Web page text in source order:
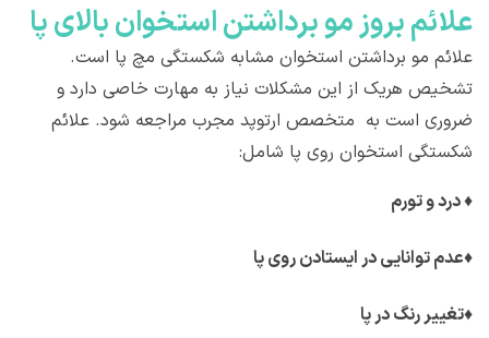
علائم بروز مو برداشتن استخوان بالای پا
علائم مو برداشتن استخوان مشابه شکستگی مچ پا است.
تشخیص هریک از این مشکلات نیاز به مهارت خاصی دارد و
ضروری است به متخصص ارتوپد مجرب مراجعه شود. علائم
شکستگی استخوان روی پا شامل:
♦درد و تورم
♦عدم توانایی در ایستادن روی پا
♦تغییر رنگ در پا